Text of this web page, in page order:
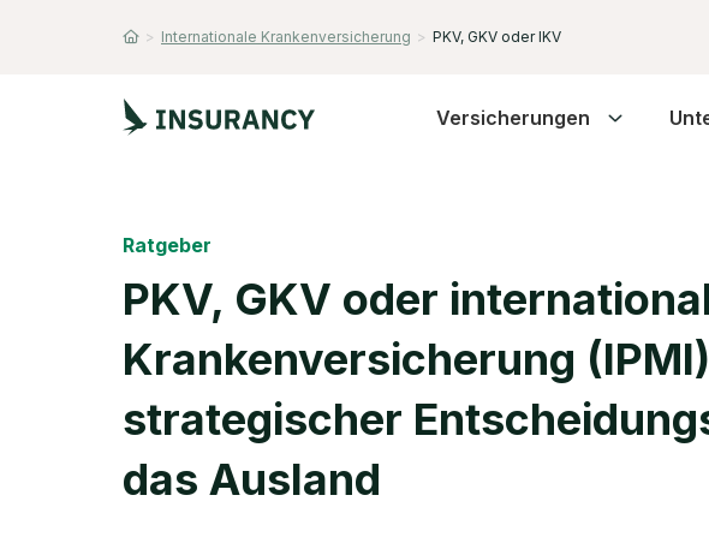
> Internationale Krankenversicherung > PKV, GKV oder IKV
Versicherungen
Ratgeber
PKV, GKV oder
Krankenversicherung
strategischer
das Ausland